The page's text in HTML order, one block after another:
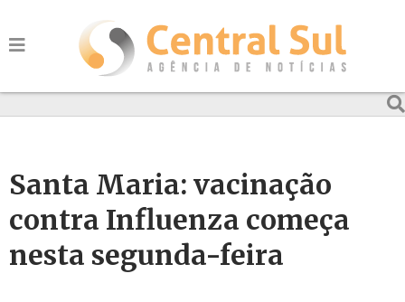
Santa Maria: vacinação
contra Influenza começa
nesta segunda-feira